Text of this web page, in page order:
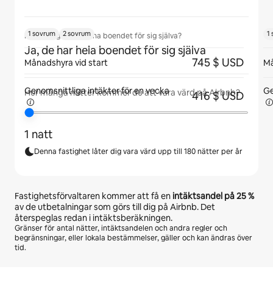
Kommer gäster att ha boendet för sig själva?
Ja, de har hela boendet för sig själva
Hur många nätter kommer du att vara värd på Airbnb?
1 natt
Denna fastighet låter dig vara värd upp till 180 nätter per år
Fastighetsförvaltaren kommer att få enintäktsandel på25 %
av de utbetalningar som görs till dig på Airbnb. Det
återspeglas redan i intäktsberäkningen.
Gränser för antal nätter, intäktsandelen och andra regler och
begränsningar, eller lokala bestämmelser, gäller och kan ändras över
tid.
1 sovrum 2 sovrum
Månadshyra vid start 745 $ USD
Genomsnittliga intäkter fören vecka 416 $ USD
1